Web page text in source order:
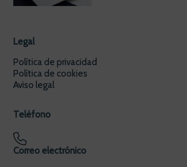
Legal
Política de privacidad
Política de cookies
Aviso legal
Teléfono
Correo electrónico